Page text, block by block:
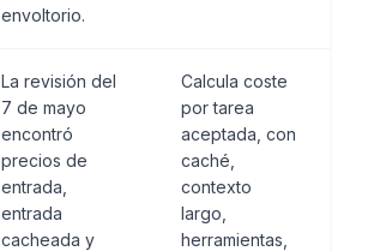
envoltorio.
La revisión del
7 de mayo
encontró
precios de
entrada,
entrada
cacheada y
Calcula coste
por tarea
aceptada, con
caché,
contexto
largo,
herramientas,